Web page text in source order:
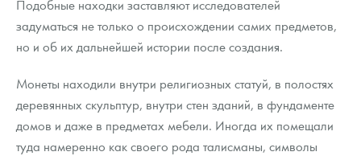
Подобные находки заставляют исследователей
задуматься не только о происхождении самих предметов,
но и об их дальнейшей истории после создания.
Монеты находили внутри религиозных статуй, в полостях
деревянных скульптур, внутри стен зданий, в фундаменте
домов и даже в предметах мебели. Иногда их помещали
туда намеренно как своего рода талисманы, символы